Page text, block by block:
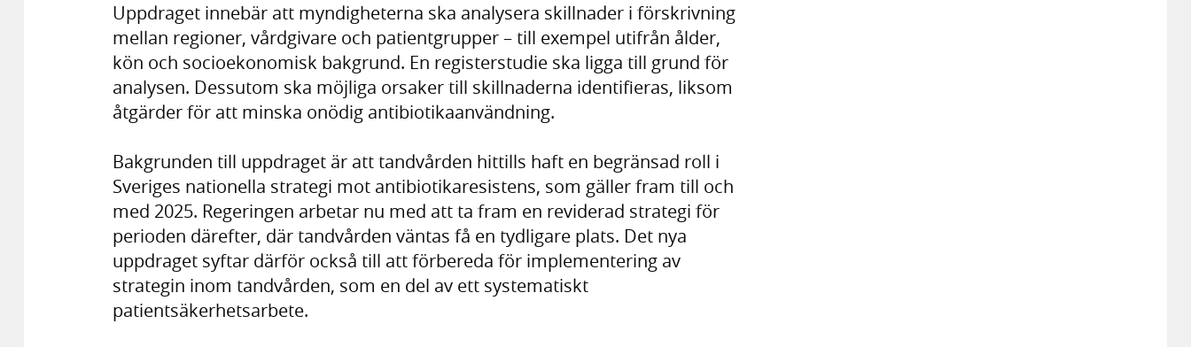
Uppdraget innebär att myndigheterna ska analysera skillnader i förskrivning
mellan regioner, vårdgivare och patientgrupper – till exempel utifrån ålder,
kön och socioekonomisk bakgrund. En registerstudie ska ligga till grund för
analysen. Dessutom ska möjliga orsaker till skillnaderna identifieras, liksom
åtgärder för att minska onödig antibiotikaanvändning.
Bakgrunden till uppdraget är att tandvården hittills haft en begränsad roll i
Sveriges nationella strategi mot antibiotikaresistens, som gäller fram till och
med 2025. Regeringen arbetar nu med att ta fram en reviderad strategi för
perioden därefter, där tandvården väntas få en tydligare plats. Det nya
uppdraget syftar därför också till att förbereda för implementering av
strategin inom tandvården, som en del av ett systematiskt
patientsäkerhetsarbete.